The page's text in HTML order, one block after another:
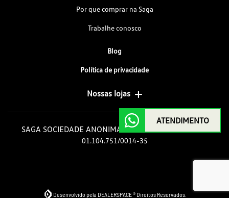
Por que comprar na Saga
Trabalhe conosco
Blog
Política de privacidade
Nossas lojas
SAGA SOCIEDADE ANONIMA GOIAS DE AUTOMOVEIS
01.104.751/0014-35
Desenvolvido pela DEALERSPACE ® Direitos Reservados.
ATENDIMENTO